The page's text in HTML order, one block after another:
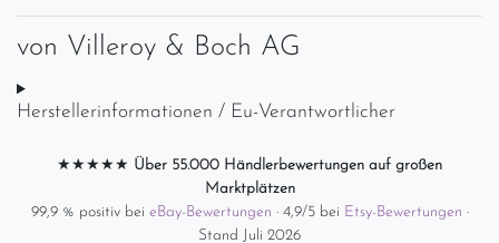
von Villeroy & Boch AG
Herstellerinformationen / Eu-Verantwortlicher
★★★★★ Über 55.000 Händlerbewertungen auf großen
Marktplätzen
99,9 % positiv bei eBay-Bewertungen · 4,9/5 bei Etsy-Bewertungen ·
Stand Juli 2026